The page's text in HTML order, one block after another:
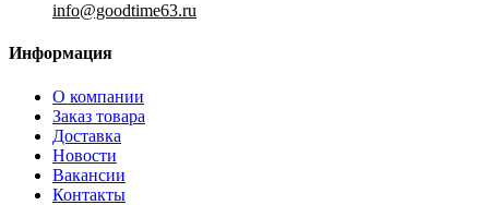
info@goodtime63.ru
Информация
О компании
Заказ товара
Доставка
Новости
Вакансии
Контакты